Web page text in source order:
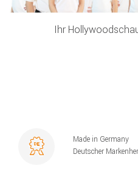
Ihr
Made in Germany
Deutscher